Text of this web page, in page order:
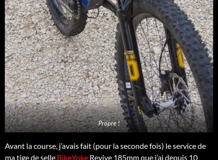
Propre !
Avant la course, j’avais fait (pour la seconde fois) le service de
ma tige de selle BikeYoke Revive 185mm que j’ai depuis 10